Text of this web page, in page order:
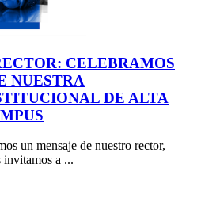
CELEBRAMOS
NUESTRA
DE ALTA
un mensaje de nuestro rector,
a ...